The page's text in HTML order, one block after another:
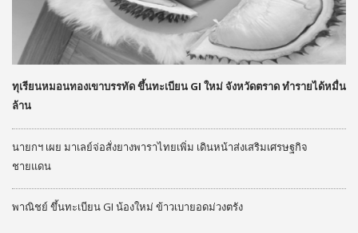
ทุเรียนหมอนทองเขาบรรทัด ขึ้นทะเบียน GI ใหม่ จังหวัดตราด ทำรายได้หมื่น
ล้าน
นายกฯ เผย มาเลย์จ่อสั่งยางพาราไทยเพิ่ม เดินหน้าส่งเสริมเศรษฐกิจ
ชายแดน
พาณิชย์ ขึ้นทะเบียน GI น้องใหม่ ข้าวเบายอดม่วงตรัง